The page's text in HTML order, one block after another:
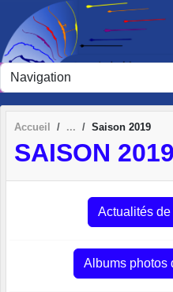
Accueil Saison 2019
SAISON 2019
Actualités
Albums photos
Panneau de gestion des